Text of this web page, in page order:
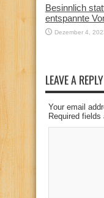
Besinnlich
entspannte
Dezember 4,
LEAVE A REPLY
Your email
Required fields